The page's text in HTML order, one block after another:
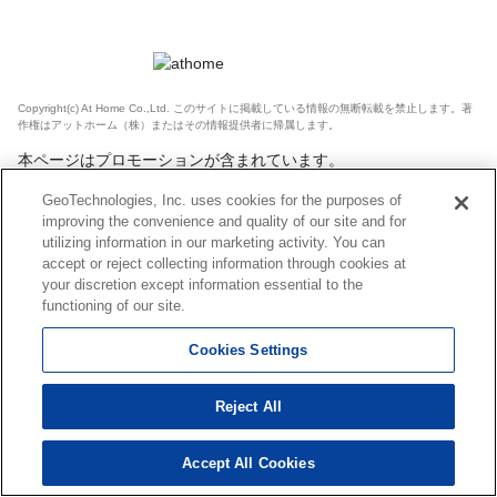
Copyright(c) At Home Co.,Ltd. このサイトに掲載している情報の無断転載を禁止します。著
作権はアットホーム（株）またはその情報提供者に帰属します。
本ページはプロモーションが含まれています。
GeoTechnologies, Inc. uses cookies for the purposes of
improving the convenience and quality of our site and for
utilizing information in our marketing activity. You can
accept or reject collecting information through cookies at
your discretion except information essential to the
functioning of our site.
Cookies Settings
Reject All
Accept All Cookies